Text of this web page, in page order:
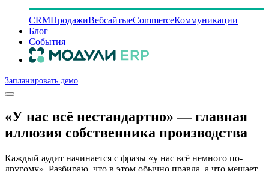
CRMПродажиВебсайтыeCommerceКоммуникации
Блог
События
Запланировать демо
«У нас всё нестандартно» — главная
иллюзия собственника производства
Каждый аудит начинается с фразы «у нас всё немного по-
другому». Разбираю, что в этом обычно правда, а что мешает